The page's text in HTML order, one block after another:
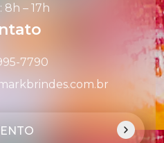
8h – 17h
7790